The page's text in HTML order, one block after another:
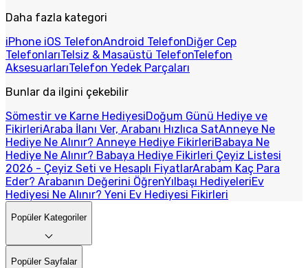
Daha fazla kategori
iPhone iOS TelefonAndroid TelefonDiğer Cep
TelefonlarıTelsiz & Masaüstü TelefonTelefon
AksesuarlarıTelefon Yedek Parçaları
Bunlar da ilgini çekebilir
Sömestir ve Karne HediyesiDoğum Günü Hediye ve
FikirleriAraba İlanı Ver, Arabanı Hızlıca SatAnneye Ne
Hediye Ne Alınır? Anneye Hediye FikirleriBabaya Ne
Hediye Ne Alınır? Babaya Hediye Fikirleri Çeyiz Listesi
2026 - Çeyiz Seti ve Hesaplı FiyatlarArabam Kaç Para
Eder? Arabanın Değerini ÖğrenYılbaşı HediyeleriEv
Hediyesi Ne Alınır? Yeni Ev Hediyesi Fikirleri
Popüler Kategoriler
Popüler Sayfalar